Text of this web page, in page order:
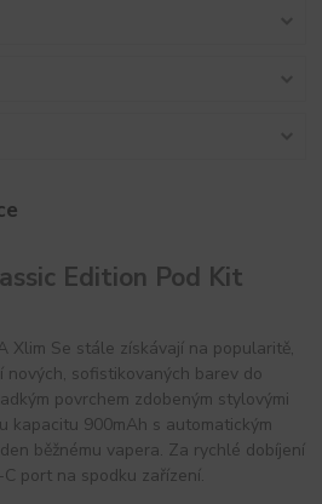
Edition Pod Kit
Xlim Se stále získávají na popularitě,
nových, sofistikovaných barev do
povrchem zdobeným stylovými
kapacitu 900mAh s automatickým
běžnému vapera. Za rychlé dobíjení
port na spodku zařízení.